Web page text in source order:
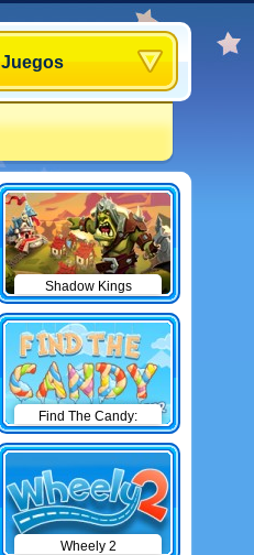
Juegos
Shadow Kings
Find The Candy:
Winter
Wheely 2